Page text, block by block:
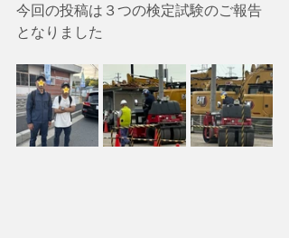
今回の投稿は３つの検定試験のご報告
となりました